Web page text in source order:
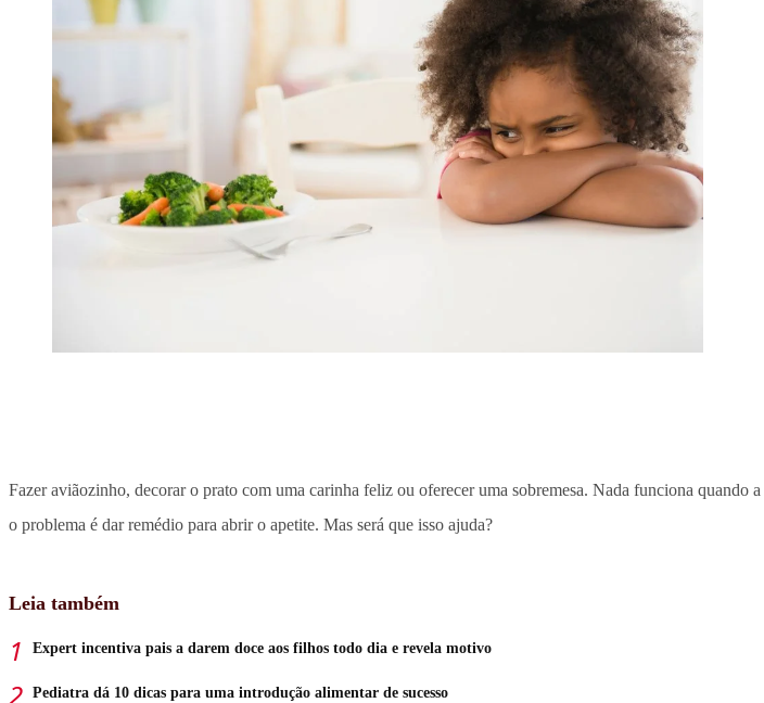
Fazer aviãozinho, decorar o prato com uma carinha feliz ou oferecer uma sobremesa. Nada funciona quando a
o problema é dar remédio para abrir o apetite. Mas será que isso ajuda?
Leia também
Expert incentiva pais a darem doce aos filhos todo dia e revela motivo
Pediatra dá 10 dicas para uma introdução alimentar de sucesso